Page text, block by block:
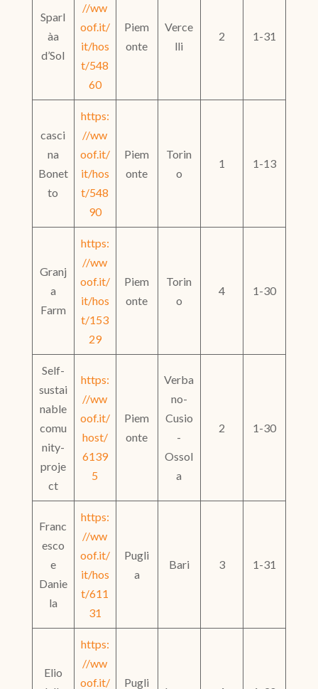
Sparl
àa
d’Sol
//ww
oof.it/
it/hos
t/548
60
Piem
onte
Verce
lli
2 1-31
casci
na
Bonet
to
https:
//ww
oof.it/
it/hos
t/548
90
Piem
onte
Torin
o
1 1-13
Granj
a
Farm
https:
//ww
oof.it/
it/hos
t/153
29
Piem
onte
Torin
o
4 1-30
Self-
sustai
nable
comu
nity-
proje
ct
https:
//ww
oof.it/
host/
6139
5
Piem
onte
Verba
no-
Cusio
-
Ossol
a
2 1-30
Franc
esco
e
Danie
la
https:
//ww
oof.it/
it/hos
t/611
31
Pugli
a
Bari 3 1-31
Elio
https:
//ww
oof.it/
Pugli